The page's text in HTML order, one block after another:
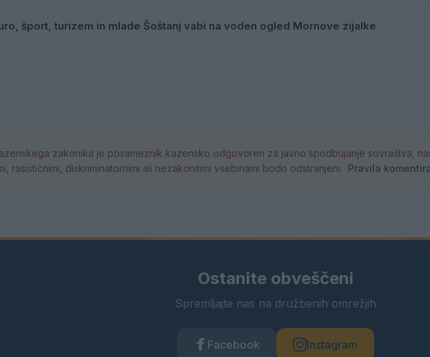
šport, turizem in mlade Šoštanj vabi na voden ogled Mornove zijalke
zakonika je posameznik kazensko odgovoren za javno spodbujanje sovraštva,
rasističnimi, diskriminatornimi ali nezakonitimi vsebinami bodo odstranjeni. Pravila
Ostanite obveščeni
Spremljajte nas na družbenih omrežjih
Facebook Instagram